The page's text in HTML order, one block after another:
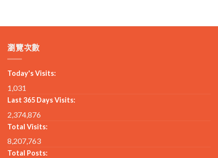
瀏覽次數
Today's Visits:
1,031
Last 365 Days Visits:
2,374,876
Total Visits:
8,207,763
Total Posts: